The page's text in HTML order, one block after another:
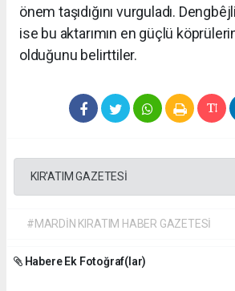
önem taşıdığını vurguladı.
ise bu aktarımın en güçlü
olduğunu belirttiler.
KIR'ATIM GAZETESİ
#MARDİN KIRATIM HABER GAZETESİ
Habere Ek Fotoğraf(lar)